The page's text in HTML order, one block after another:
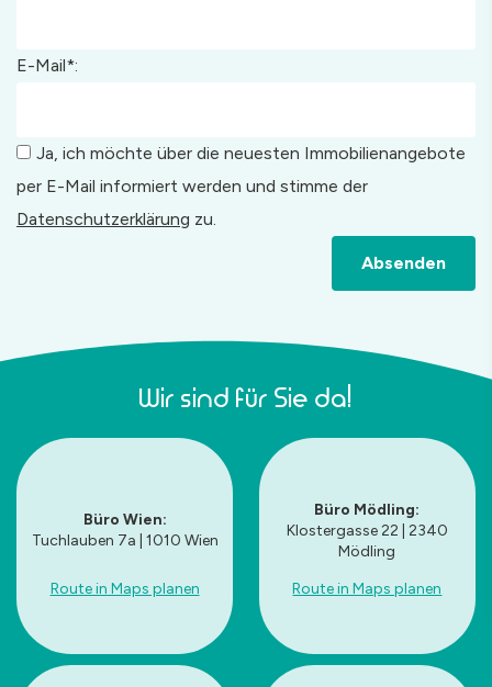
E-Mail*:
Ja, ich möchte über die neuesten Immobilienangebote
per E-Mail informiert werden und stimme der
Datenschutzerklärung zu.
Absenden
Wir sind für Sie da!
Büro Wien:
Tuchlauben 7a | 1010 Wien
Route in Maps planen
Büro Mödling:
Klostergasse 22 | 2340
Mödling
Route in Maps planen